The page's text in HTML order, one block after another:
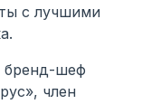
с лучшими
бренд-шеф
член